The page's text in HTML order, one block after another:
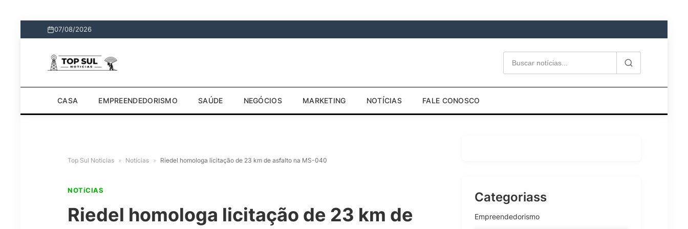
07/08/2026
CASA EMPREENDEDORISMO SAÚDE NEGÓCIOS MARKETING NOTÍCIAS FALE CONOSCO
Top Sul Noticias » Notícias » Riedel homologa licitação de 23 km de asfalto na MS-040
NOTíCIAS
Riedel homologa licitação de 23 km de
Categoriass
Empreendedorismo